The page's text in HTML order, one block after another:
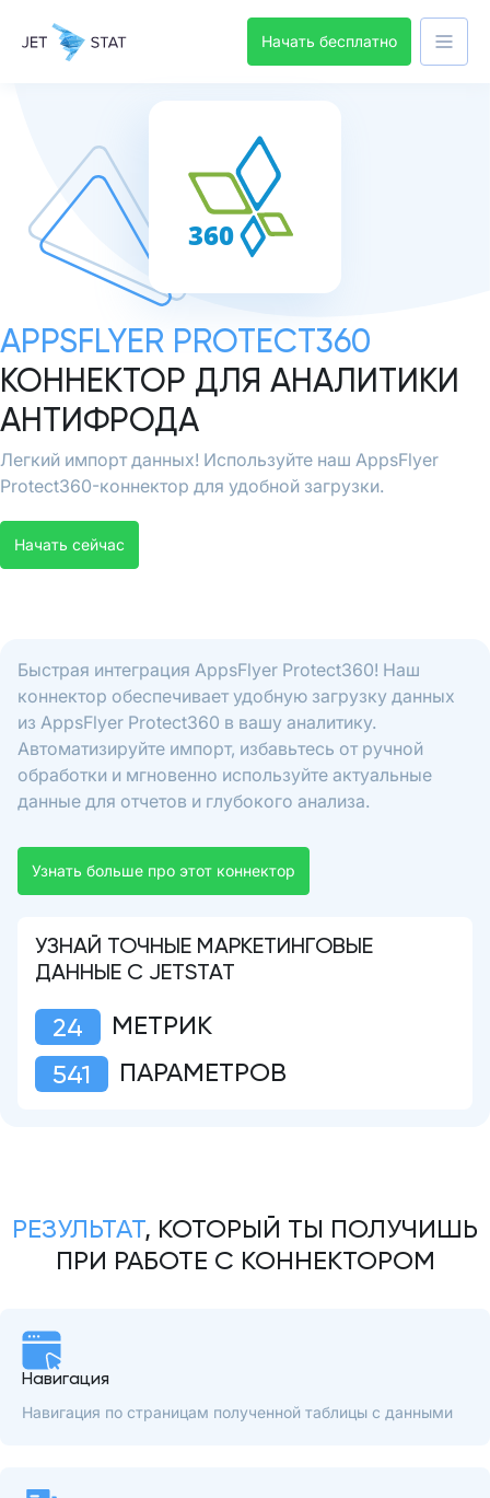
Начать бесплатно
APPSFLYER PROTECT360
КОННЕКТОР ДЛЯ АНАЛИТИКИ
АНТИФРОДА
Легкий импорт данных! Используйте наш AppsFlyer
Protect360-коннектор для удобной загрузки.
Начать сейчас
Быстрая интеграция AppsFlyer Protect360! Наш
коннектор обеспечивает удобную загрузку данных
из AppsFlyer Protect360 в вашу аналитику.
Автоматизируйте импорт, избавьтесь от ручной
обработки и мгновенно используйте актуальные
данные для отчетов и глубокого анализа.
Узнать больше про этот коннектор
УЗНАЙ ТОЧНЫЕ МАРКЕТИНГОВЫЕ
ДАННЫЕ С JETSTAT
24
МЕТРИК
541
ПАРАМЕТРОВ
РЕЗУЛЬТАТ, КОТОРЫЙ ТЫ ПОЛУЧИШЬ
ПРИ РАБОТЕ С КОННЕКТОРОМ
Навигация
Навигация по страницам полученной таблицы с данными